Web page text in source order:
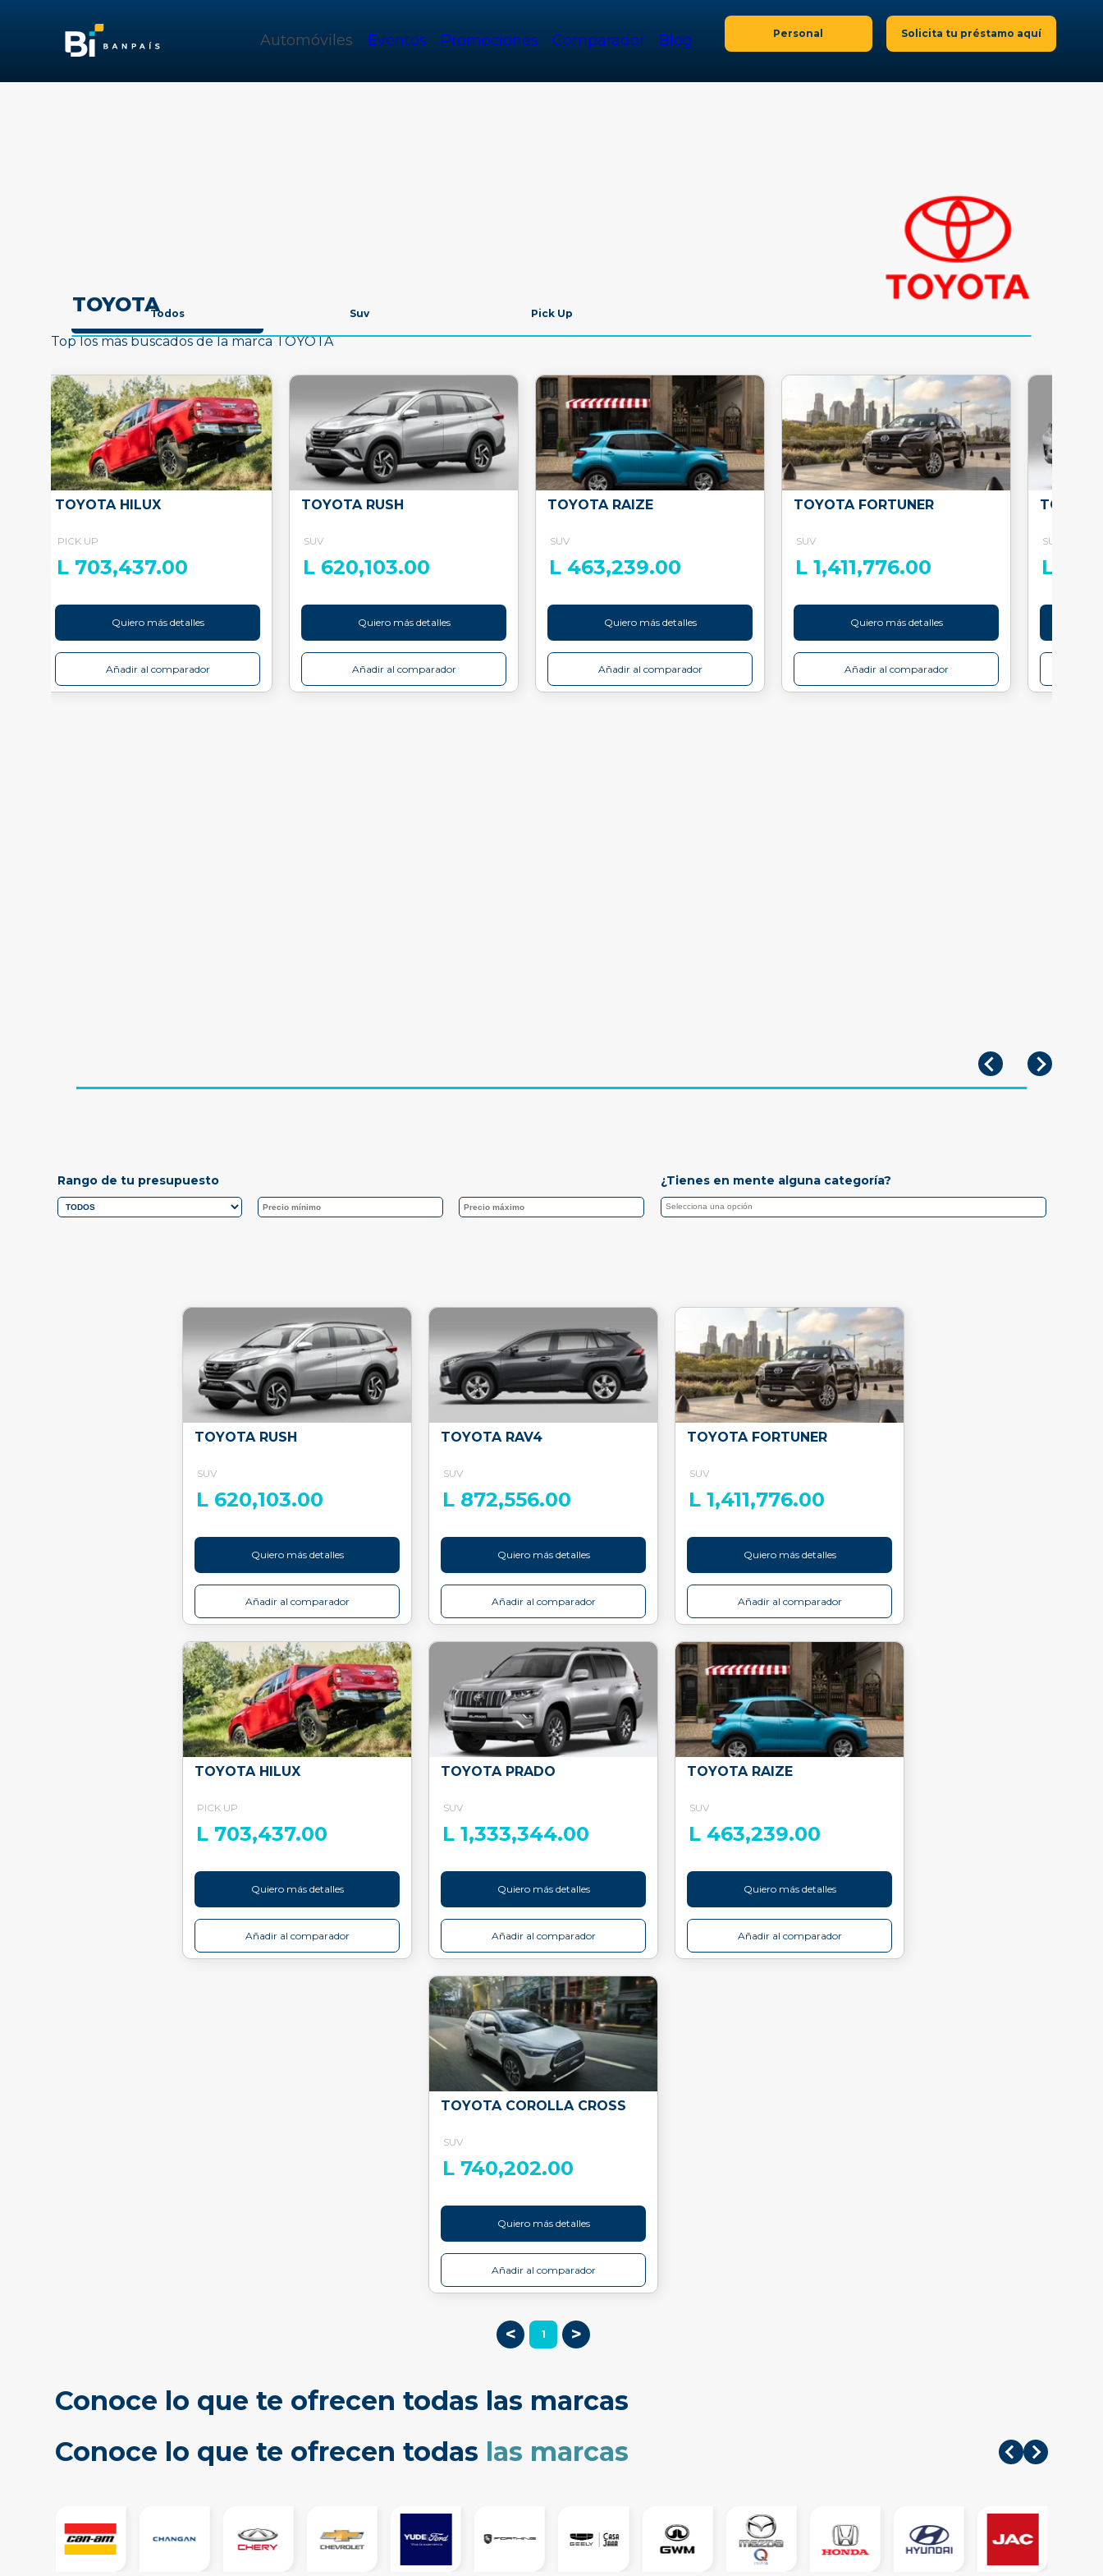
Automóviles Eventos Promociones Comparador Blog Personal Solicita tu préstamo aquí
TOYOTATodos Suv Pick Up
Top los más buscados de la marca TOYOTA
TOYOTA HILUX
PICK UP
L 703,437.00
Quiero más detalles
Añadir al comparador
TOYOTA RUSH
SUV
L 620,103.00
Quiero más detalles
Añadir al comparador
TOYOTA RAIZE
SUV
L 463,239.00
Quiero más detalles
Añadir al comparador
TOYOTA FORTUNER
SUV
L 1,411,776.00
Quiero más detalles
Añadir al comparador
SUV
L
Rango de tu presupuesto ¿Tienes en mente alguna categoría?
TOYOTA RUSH
SUV
L 620,103.00
Quiero más detalles
Añadir al comparador
TOYOTA RAV4
SUV
L 872,556.00
Quiero más detalles
Añadir al comparador
TOYOTA FORTUNER
SUV
L 1,411,776.00
Quiero más detalles
Añadir al comparador
TOYOTA HILUX
PICK UP
L 703,437.00
Quiero más detalles
Añadir al comparador
TOYOTA PRADO
SUV
L 1,333,344.00
Quiero más detalles
Añadir al comparador
TOYOTA RAIZE
SUV
L 463,239.00
Quiero más detalles
Añadir al comparador
TOYOTA COROLLA CROSS
SUV
L 740,202.00
Quiero más detalles
Añadir al comparador
< 1 >
Conoce lo que te ofrecen todas las marcas
Conoce lo que te ofrecen todas las marcas